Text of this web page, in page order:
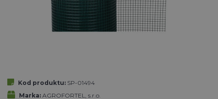
Kod produktu: SP-01494
Marka: AGROFORTEL, s.r.o.